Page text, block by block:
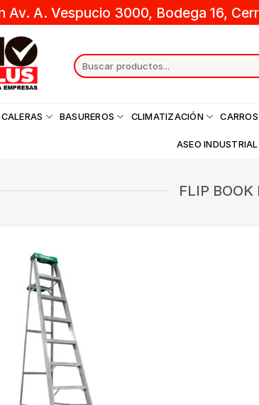
Av. A. Vespucio 3000, Bodega 16,
Search
for:
BASUREROS CLIMATIZACIÓN
ASEO INDUSTRIAL
FLIP BOOK